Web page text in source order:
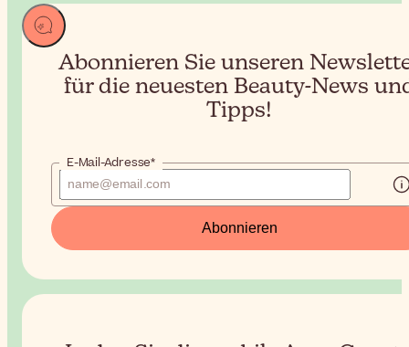
Abonnieren Sie unseren
für die neuesten Beauty-News
Tipps!
E-Mail-Adresse*
Abonnieren